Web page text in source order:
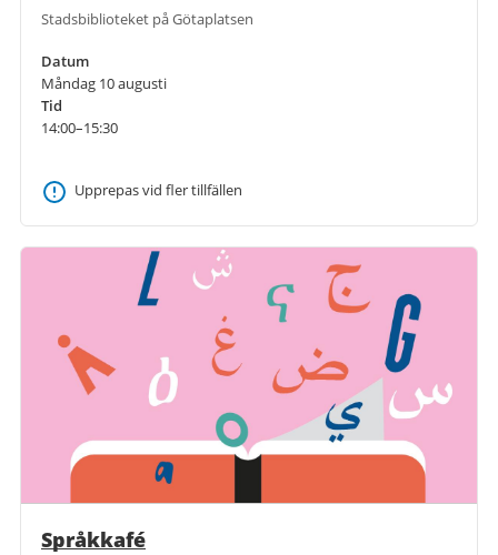
Stadsbiblioteket på Götaplatsen
Datum
Måndag 10 augusti
Tid
14:00–15:30
Upprepas vid fler tillfällen
Språkkafé